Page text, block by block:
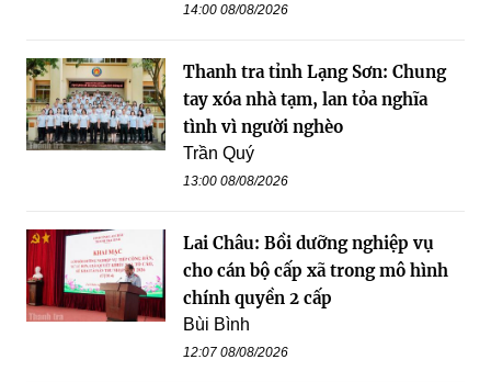
14:00 08/08/2026
Thanh tra tỉnh Lạng Sơn: Chung
tay xóa nhà tạm, lan tỏa nghĩa
tình vì người nghèo
Trần Quý
13:00 08/08/2026
Lai Châu: Bồi dưỡng nghiệp vụ
cho cán bộ cấp xã trong mô hình
chính quyền 2 cấp
Bùi Bình
12:07 08/08/2026